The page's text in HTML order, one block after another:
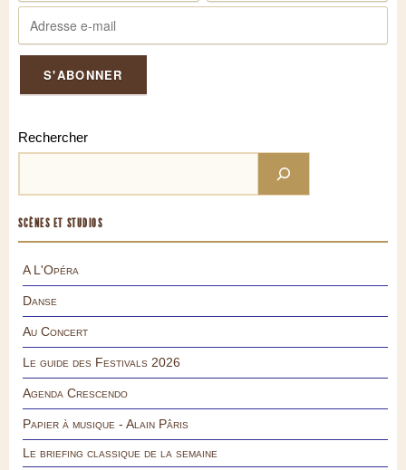
Rechercher
SCÈNES ET STUDIOS
A L'Opéra
Danse
Au Concert
Le guide des Festivals 2026
Agenda Crescendo
Papier à musique - Alain Pâris
Le briefing classique de la semaine